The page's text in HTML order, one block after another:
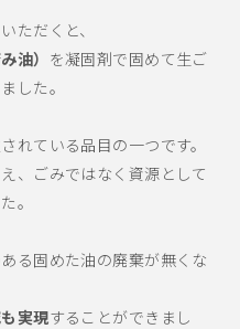
ただくと、
油） を凝固剤で固めて生ご
した。
れている品目の一つです。
、ごみではなく資源として
。
る固めた油の廃棄が無くな
実現することができまし